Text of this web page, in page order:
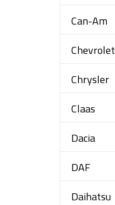
Can-Am
Chevrolet
Chrysler
Claas
Dacia
DAF
Daihatsu